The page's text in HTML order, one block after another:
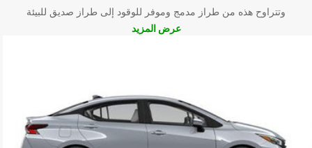
وتتراوح هذه من طراز مدمج وموفر للوقود إلى طراز صديق للبيئة
عرض المزيد